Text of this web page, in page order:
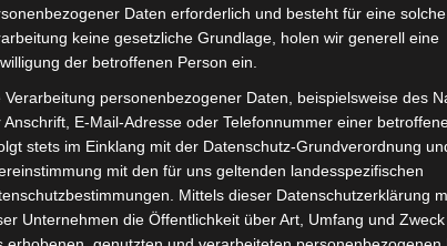
Für die Nutzung von Google Adsense (Google Ireland
wir laut DSGVO Ihre Zustimmung. Es werden
gespeichert. Welche Daten genau
STADIEN IMPRESSUM
Daten erforderlich und besteht für eine solche
keine gesetzliche Grundlage, holen wir generell eine
der betroffenen Person ein.
Verarbeitung personenbezogener Daten, beispielsweise des
Anschrift, E-Mail-Adresse oder Telefonnummer einer
stets im Einklang mit der Datenschutz-Grundverordnung
mit den für uns geltenden landesspezifischen
Mittels dieser Datenschutzerklärung
Unternehmen die Öffentlichkeit über Art, Umfang und